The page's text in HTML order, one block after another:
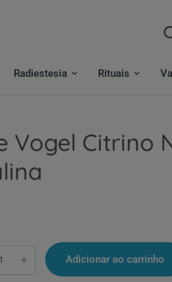
Radiestesia Rituais
Vogel Citrino
Adicionar ao carrinho